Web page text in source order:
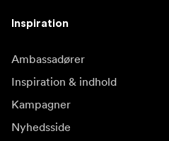
Inspiration
Ambassadører
Inspiration & indhold
Kampagner
Nyhedsside